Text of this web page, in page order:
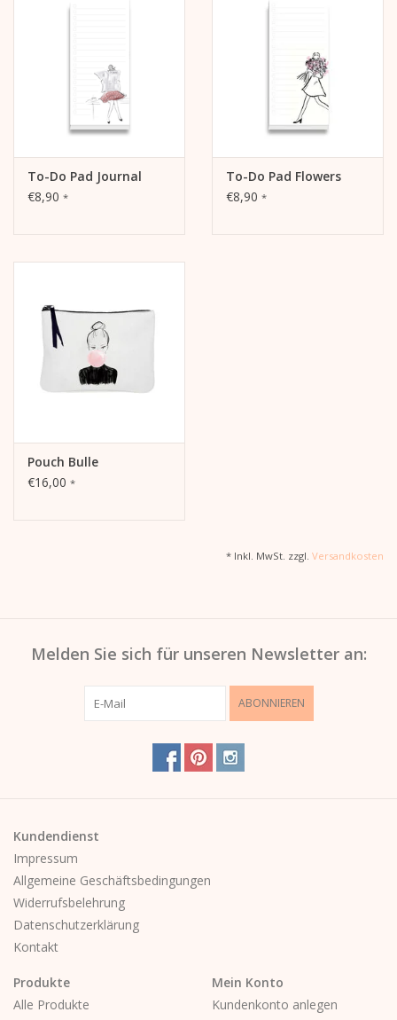
To-Do Pad Journal
€8,90 *
To-Do Pad Flowers
€8,90 *
Pouch Bulle
€16,00 *
* Inkl. MwSt. zzgl. Versandkosten
Melden Sie sich für unseren Newsletter an:
ABONNIEREN
Kundendienst
Impressum
Allgemeine Geschäftsbedingungen
Widerrufsbelehrung
Datenschutzerklärung
Kontakt
Produkte
Alle Produkte
Mein Konto
Kundenkonto anlegen